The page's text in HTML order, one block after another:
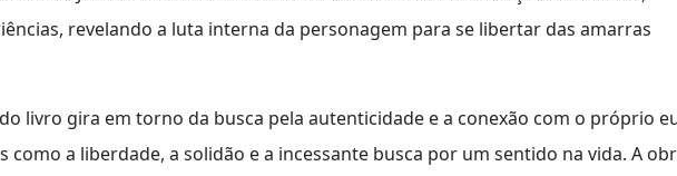
revelando a luta interna da personagem para se libertar das amarras
livro gira em torno da busca pela autenticidade e a conexão com o próprio
como a liberdade, a solidão e a incessante busca por um sentido na vida. A